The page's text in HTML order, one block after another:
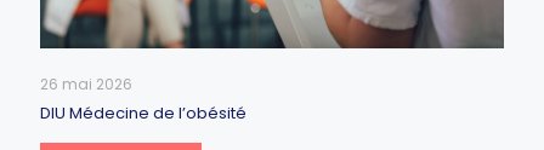
26 mai 2026
DIU Médecine de l’obésité